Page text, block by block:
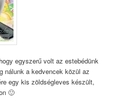
egyszerű volt az estebédünk
a kedvencek közül az
egy kis zöldségleves készült,
🙂